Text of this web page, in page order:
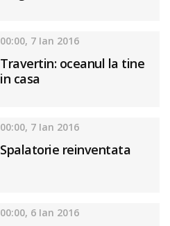
00:00, 7 Ian 2016
Travertin: oceanul la tine
in casa
00:00, 7 Ian 2016
Spalatorie reinventata
00:00, 6 Ian 2016